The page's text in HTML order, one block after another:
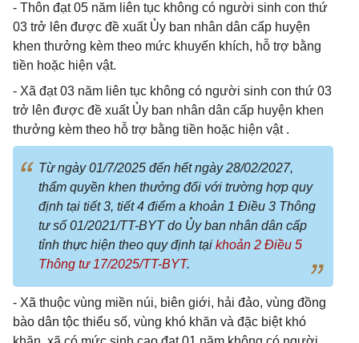
- Thôn đạt 05 năm liên tục không có người sinh con thứ
03 trở lên được đề xuất Ủy ban nhân dân cấp huyện
khen thưởng kèm theo mức khuyến khích, hỗ trợ bằng
tiền hoặc hiện vật.
- Xã đạt 03 năm liên tục không có người sinh con thứ 03
trở lên được đề xuất Ủy ban nhân dân cấp huyện khen
thưởng kèm theo hỗ trợ bằng tiền hoặc hiện vật .
Từ ngày 01/7/2025 đến hết ngày 28/02/2027,
thẩm quyền khen thưởng đối với trường hợp quy
định tại tiết 3, tiết 4 điểm a khoản 1 Điều 3 Thông
tư số 01/2021/TT-BYT do Ủy ban nhân dân cấp
tỉnh thực hiện theo quy định tại khoản 2 Điều 5
Thông tư 17/2025/TT-BYT.
- Xã thuộc vùng miền núi, biên giới, hải đảo, vùng đồng
bào dân tộc thiểu số, vùng khó khăn và đặc biệt khó